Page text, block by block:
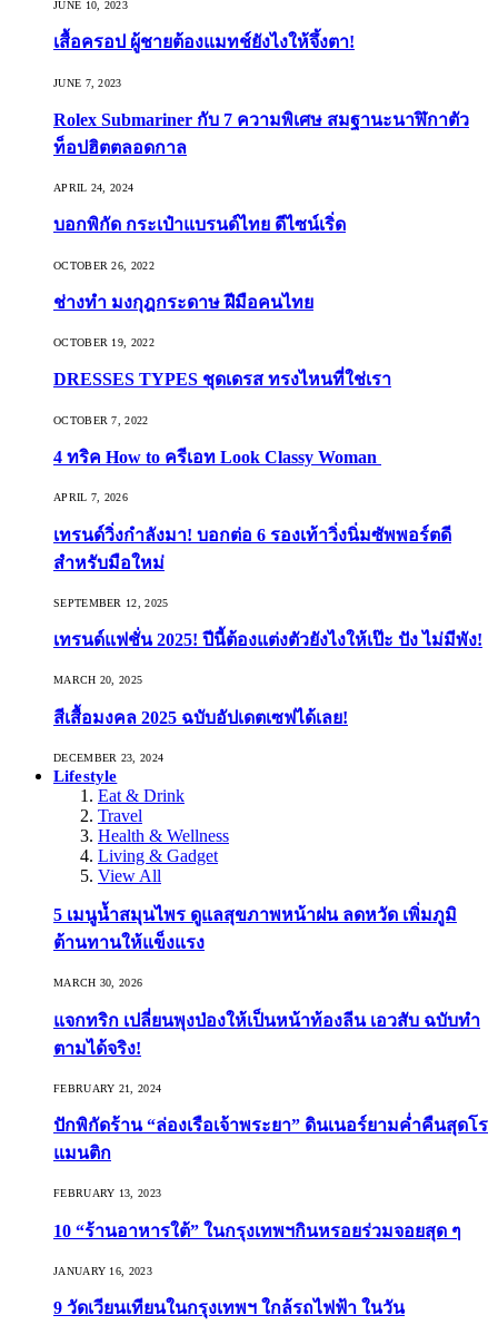
JUNE 10, 2023
เสื้อครอป ผู้ชายต้องแมทช์ยังไงให้จึ้งตา!
JUNE 7, 2023
Rolex Submariner กับ 7 ความพิเศษ สมฐานะนาฬิกาตัว
ท็อปฮิตตลอดกาล
APRIL 24, 2024
บอกพิกัด กระเป๋าแบรนด์ไทย ดีไซน์เริ่ด
OCTOBER 26, 2022
ช่างทำ มงกุฎกระดาษ ฝีมือคนไทย
OCTOBER 19, 2022
DRESSES TYPES ชุดเดรส ทรงไหนที่ใช่เรา
OCTOBER 7, 2022
4 ทริค How to ครีเอท Look Classy Woman
APRIL 7, 2026
เทรนด์วิ่งกำลังมา! บอกต่อ 6 รองเท้าวิ่งนิ่มซัพพอร์ตดี
สำหรับมือใหม่
SEPTEMBER 12, 2025
เทรนด์แฟชั่น 2025! ปีนี้ต้องแต่งตัวยังไงให้เป๊ะ ปัง ไม่มีพัง!
MARCH 20, 2025
สีเสื้อมงคล 2025 ฉบับอัปเดตเซฟได้เลย!
DECEMBER 23, 2024
Lifestyle
Eat & Drink
Travel
Health & Wellness
Living & Gadget
View All
5 เมนูน้ำสมุนไพร ดูแลสุขภาพหน้าฝน ลดหวัด เพิ่มภูมิ
ต้านทานให้แข็งแรง
MARCH 30, 2026
แจกทริก เปลี่ยนพุงป่องให้เป็นหน้าท้องลีน เอวสับ ฉบับทำ
ตามได้จริง!
FEBRUARY 21, 2024
ปักพิกัดร้าน “ล่องเรือเจ้าพระยา” ดินเนอร์ยามค่ำคืนสุดโร
แมนติก
FEBRUARY 13, 2023
10 “ร้านอาหารใต้” ในกรุงเทพฯกินหรอยร่วมจอยสุด ๆ
JANUARY 16, 2023
9 วัดเวียนเทียนในกรุงเทพฯ ใกล้รถไฟฟ้า ในวัน